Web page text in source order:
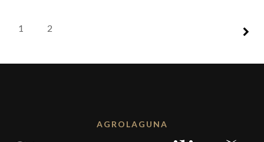
1 2
AGROLAGUNA